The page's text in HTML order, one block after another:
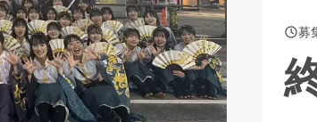
CAMPFIRE for Social GoodCAMPFIRE Creation
CAMPFIREふるさと納税machi-yaコミュニティ
募